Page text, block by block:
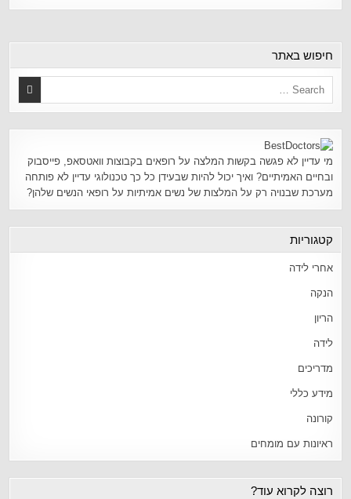
חיפוש באתר
מי עדיין לא פגשה בקשות המלצה על רופאים בקבוצות וואטסאפ, פייסבוק
ובחיים האמיתיים? ואיך יכול להיות שבעידן כל כך טכנולוגי עדיין לא פותחה
מערכת שבנויה רק על המלצות של נשים אמיתיות על רופאי הנשים שלהן?
קטגוריות
אחרי לידה
הנקה
הריון
לידה
מדריכים
מידע כללי
קורונה
ראיונות עם מומחים
רוצה לקרוא עוד?